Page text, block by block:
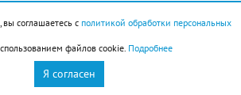
пробуждается сила. В этот
фундамент новых
Египте именно в этот день
пирамид. Хорошо начинать
соглашаетесь с политикой обработки персональных
файлов cookie. Подробнее
Я согласен